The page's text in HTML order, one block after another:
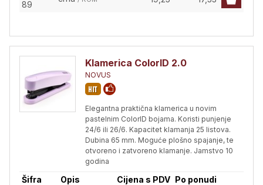
89
Klamerica ColorID 2.0
NOVUS
Elegantna praktična klamerica u novim
pastelnim ColorID bojama. Koristi punjenje
24/6 ili 26/6. Kapacitet klamanja 25 listova.
Dubina 65 mm. Moguće plošno spajanje, te
otvoreno i zatvoreno klamanje. Jamstvo 10
godina
Šifra Opis Cijena s PDV Po ponudi